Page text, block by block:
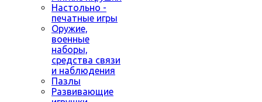
Настольно -
печатные игры
Оружие,
военные
наборы,
средства связи
и наблюдения
Пазлы
Развивающие